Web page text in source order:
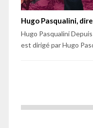
Hugo Pasqualini,
Hugo Pasqualini
est dirigé par Hugo